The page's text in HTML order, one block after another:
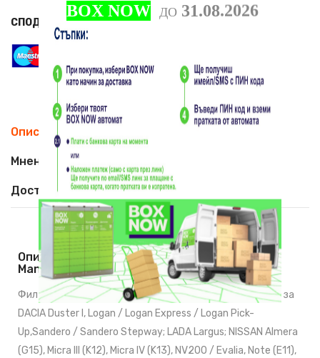
СПОДЕЛИ
BOX NOW
ДО 31.08.2026
Описание
Мнения (0)
Доставка
Описание На Филтър Купе С Активен Въглен
Mann-Filter CUK 1829
Филтър купе с активен въгленMann-Filter CUK 1829за
DACIA Duster I, Logan / Logan Express / Logan Pick-
Up,Sandero / Sandero Stepway; LADA Largus; NISSAN Almera
(G15), Micra III (K12), Micra IV (K13), NV200 / Evalia, Note (E11),